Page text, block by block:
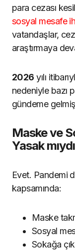
para cezası
sosyal mesafe
vatandaşlar,
araştırmaya
2026 yılı
nedeniyle bazı
gündeme
Maske ve
Yasak
Evet. Pandemi
kapsamında:
Maske
Sosyal
Sokağa